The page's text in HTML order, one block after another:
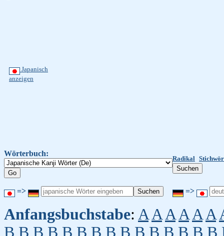
Japanisch
anzeigen
Wörterbuch:
Radikal
=> =>
Anfangsbuchstabe: A A A A A A
B B B B B B B B B B B B B B B